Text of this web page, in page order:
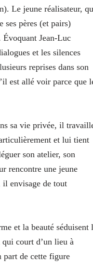
Le jeune réalisateur,
ses pères (et pairs)
Évoquant Jean-Luc
et les silences
reprises dans son
est allé voir parce que
sa vie privée, il
et lui tient
son atelier, son
rencontre une jeune
il envisage de tout
et la beauté séduisent
court d’un lieu à
part de cette figure